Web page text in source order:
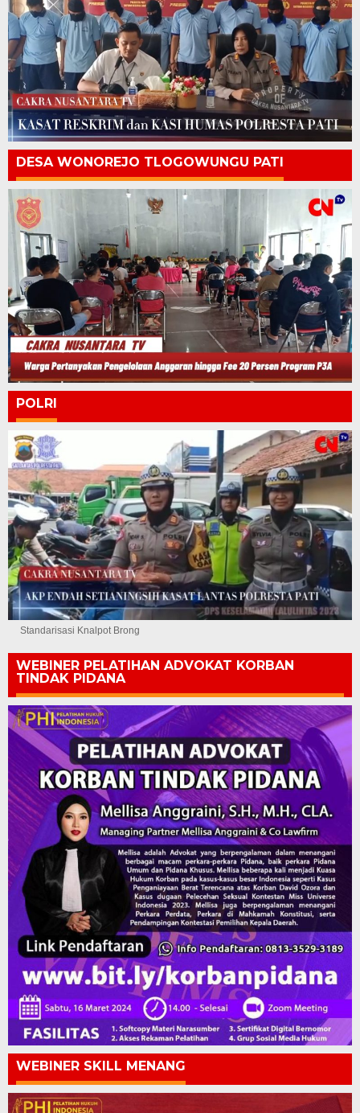
DESA WONOREJO TLOGOWUNGU PATI
POLRI
Standarisasi Knalpot Brong
WEBINER PELATIHAN ADVOKAT KORBAN
TINDAK PIDANA
WEBINER SKILL MENANG